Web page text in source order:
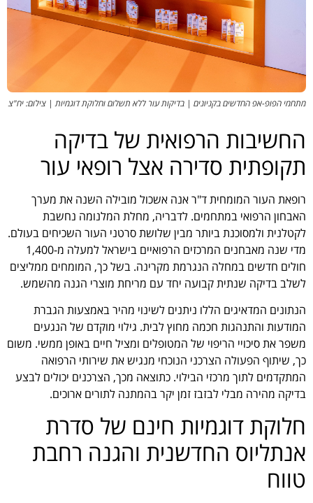
מתחמי הפופ-אפ החדשים בקניונים | בדיקות עור ללא תשלום וחלוקת דוגמיות | צילום: יח"צ
החשיבות הרפואית של בדיקה
תקופתית סדירה אצל רופאי עור
רופאת העור המומחית ד"ר אנה אשכול מובילה השנה את מערך
האבחון הרפואי במתחמים. לדבריה, מחלת המלנומה נחשבת
לקטלנית ולמסוכנת ביותר מבין שלושת סרטני העור השכיחים בעולם.
מדי שנה מאבחנים המרכזים הרפואיים בישראל למעלה מ-1,400
חולים חדשים במחלה הנגרמת מקרינה. בשל כך, המומחים ממליצים
לשלב בדיקה שנתית קבועה יחד עם מריחת מוצרי הגנה מהשמש.
הנתונים המדאיגים הללו ניתנים לשינוי מהיר באמצעות הגברת
המודעות והתנהגות חכמה מחוץ לבית. גילוי מוקדם של הנגעים
משפר את סיכויי הריפוי של המטופלים ומציל חיים באופן ממשי. משום
כך, שיתוף הפעולה הצרכני הנוכחי מנגיש את שירותי הרפואה
המתקדמים לתוך מרכזי הבילוי. כתוצאה מכך, הצרכנים יכולים לבצע
בדיקה מהירה מבלי לבזבז זמן יקר בהמתנה לתורים ארוכים.
חלוקת דוגמיות חינם של סדרת
אנתליוס החדשנית והגנה רחבת
טווח